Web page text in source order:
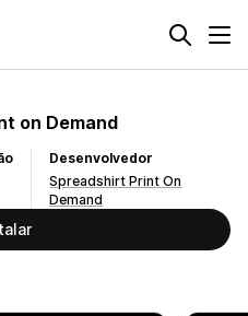
on Demand
Desenvolvedor
Spreadshirt Print On
Demand